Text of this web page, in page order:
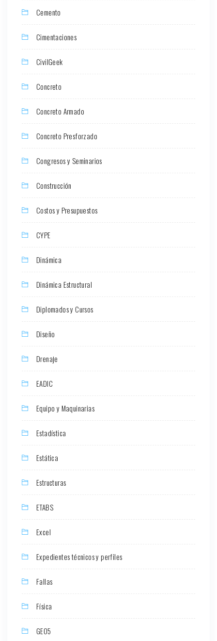
Cemento
Cimentaciones
CivilGeek
Concreto
Concreto Armado
Concreto Presforzado
Congresos y Seminarios
Construcción
Costos y Presupuestos
CYPE
Dinámica
Dinámica Estructural
Diplomados y Cursos
Diseño
Drenaje
EADIC
Equipo y Maquinarias
Estadística
Estática
Estructuras
ETABS
Excel
Expedientes técnicos y perfiles
Fallas
Física
GEO5